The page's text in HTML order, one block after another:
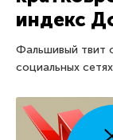
индекс
Фальшивый твит
социальных